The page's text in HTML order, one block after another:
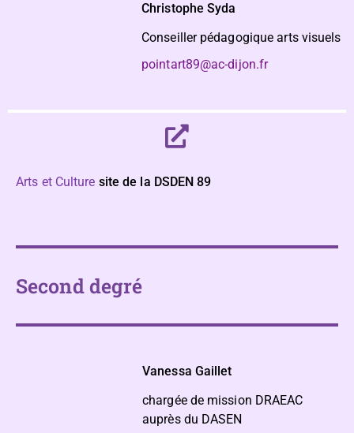
Christophe Syda
Conseiller pédagogique arts visuels
pointart89@ac-dijon.fr
Arts et Culture site de la DSDEN 89
Second degré
Vanessa Gaillet
chargée de mission DRAEAC
auprès du DASEN